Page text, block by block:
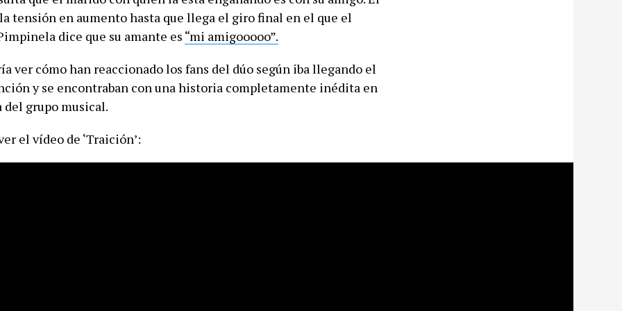
tensión en aumento hasta que llega el giro final en el que el
dice que su amante es “mi amigooooo”.
ver cómo han reaccionado los fans del dúo según iba llegando el
y se encontraban con una historia completamente inédita en
del grupo musical.
el vídeo de ‘Traición’: